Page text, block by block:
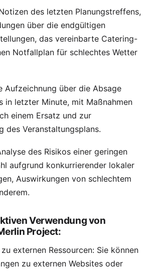
des letzten Planungstreffens,
über die endgültigen
das vereinbarte Catering-
Notfallplan für schlechtes Wetter
Aufzeichnung über die Absage
in letzter Minute, mit Maßnahmen
einem Ersatz und zur
des Veranstaltungsplans.
des Risikos einer geringen
aufgrund konkurrierender lokaler
Auswirkungen von schlechtem
Verwendung von
Project:
externen Ressourcen: Sie können
zu externen Websites oder